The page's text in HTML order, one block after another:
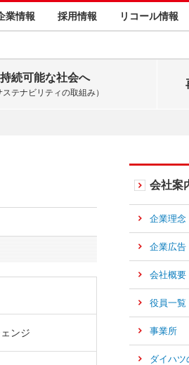
業情報 採用情報 リコール情報
持続可能な社会へ
ステナビリティの取組み）
ンジ
会社案
企業理念
企業広告
会社概要
役員一覧
事業所
ダイハツ